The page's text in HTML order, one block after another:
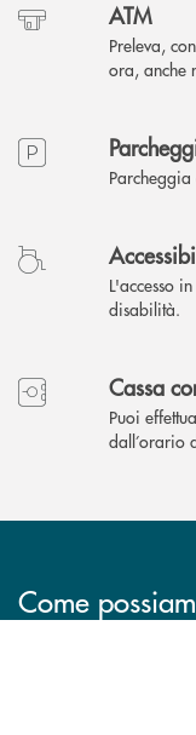
ATM
Preleva,
ora, anche
L'accesso
disabilità.
Cassa
Puoi
dall’orario
Come